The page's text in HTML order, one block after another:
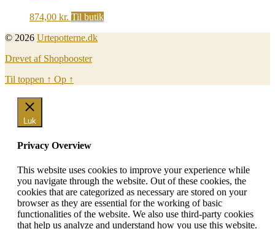
874,00 kr. Til butik
© 2026 Urtepotterne.dk
Drevet af Shopbooster
Til toppen ↑ Op ↑
Luk
Privacy Overview
This website uses cookies to improve your experience while
you navigate through the website. Out of these cookies, the
cookies that are categorized as necessary are stored on your
browser as they are essential for the working of basic
functionalities of the website. We also use third-party cookies
that help us analyze and understand how you use this website.